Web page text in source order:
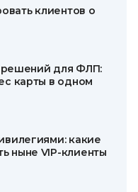
клиентов о
решений для ФЛП:
карты в одном
какие
ныне VIP-клиенты